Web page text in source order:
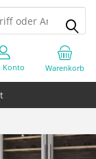
Warenkorb
Konto